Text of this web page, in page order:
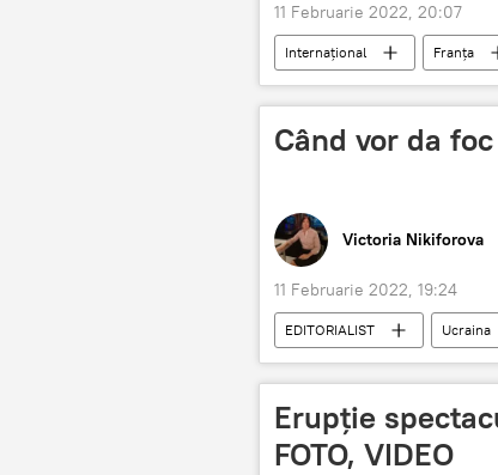
11 Februarie 2022, 20:07
Internaţional Franța
Când vor da
Victoria Nikiforova
11 Februarie 2022, 19:24
EDITORIALIST Ucraina
Erupție
FOTO, VIDEO